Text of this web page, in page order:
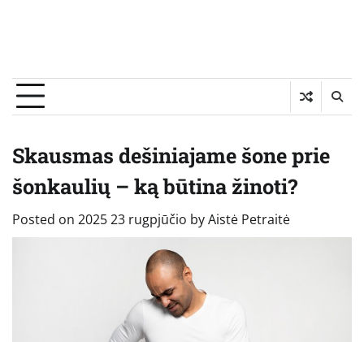
Skausmas dešiniajame šone prie
šonkaulių – ką būtina žinoti?
Posted on 2025 23 rugpjūčio byAistė Petraitė